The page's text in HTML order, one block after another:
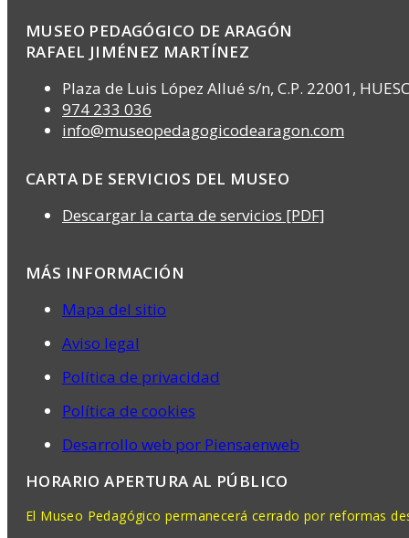
MUSEO PEDAGÓGICO DE ARAGÓN
RAFAEL JIMÉNEZ MARTÍNEZ
Plaza de Luis López Allué s/n, C.P. 22001,
974 233 036
info@museopedagogicodearagon.com
CARTA DE SERVICIOS DEL MUSEO
Descargar la carta de servicios [PDF]
MÁS INFORMACIÓN
Mapa del sitio
Aviso legal
Política de privacidad
Política de cookies
Desarrollo web por Piensaenweb
HORARIO APERTURA AL PÚBLICO
El Museo Pedagógico permanecerá cerrado por reformas